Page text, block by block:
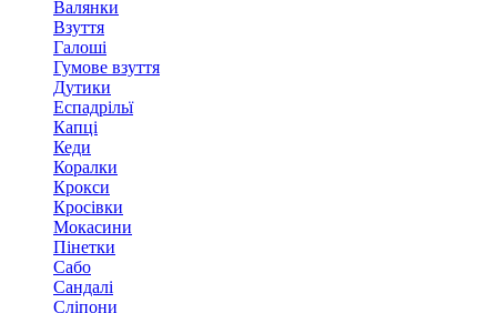
Валянки
Взуття
Галоші
Гумове взуття
Дутики
Еспадрільї
Капці
Кеди
Коралки
Крокси
Кросівки
Мокасини
Пінетки
Сабо
Сандалі
Сліпони